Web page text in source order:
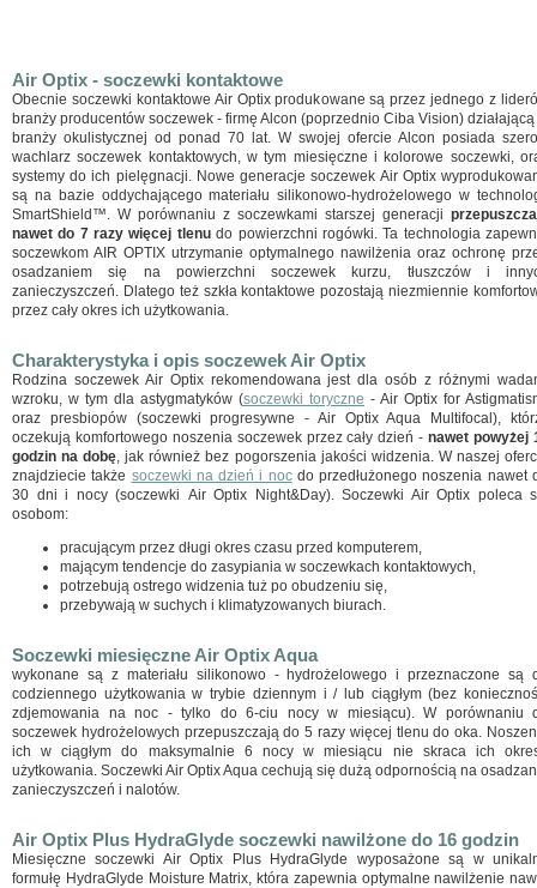
Air Optix - soczewki kontaktowe
Obecnie soczewki kontaktowe Air Optix produkowane są przez jednego z
branży producentów soczewek - firmę Alcon (poprzednio Ciba Vision)
branży okulistycznej od ponad 70 lat. W swojej ofercie Alcon posiada
wachlarz soczewek kontaktowych, w tym miesięczne i kolorowe soczewki,
systemy do ich pielęgnacji. Nowe generacje soczewek Air Optix
są na bazie oddychającego materiału silikonowo-hydrożelowego w
SmartShield™. W porównaniu z soczewkami starszej generacji
nawet do 7 razy więcej tlenudo powierzchni rogówki. Ta technologia
soczewkom AIR OPTIX utrzymanie optymalnego nawilżenia oraz ochronę
osadzaniem się na powierzchni soczewek kurzu, tłuszczów i
zanieczyszczeń. Dlatego też szkła kontaktowe pozostają niezmiennie
przez cały okres ich użytkowania.
Charakterystyka i opis soczewek Air Optix
Rodzina soczewek Air Optix rekomendowana jest dla osób z różnymi
wzroku, w tym dla astygmatyków (soczewki toryczne - Air Optix for
oraz presbiopów (soczewki progresywne - Air Optix Aqua Multifocal),
oczekują komfortowego noszenia soczewek przez cały dzień -nawet powyżej
godzin na dobę, jak również bez pogorszenia jakości widzenia. W naszej
znajdziecie także soczewki na dzień i nocdo przedłużonego noszenia nawet
30 dni i nocy (soczewki Air Optix Night&Day). Soczewki Air Optix poleca
osobom:
pracującym przez długi okres czasu przed komputerem,
mającym tendencje do zasypiania w soczewkach kontaktowych,
potrzebują ostrego widzenia tuż po obudzeniu się,
przebywają w suchych i klimatyzowanych biurach.
Soczewki miesięczne Air Optix Aqua
wykonane są z materiału silikonowo - hydrożelowego i przeznaczone są
codziennego użytkowania w trybie dziennym i / lub ciągłym (bez
zdjemowania na noc - tylko do 6-ciu nocy w miesiącu). W porównaniu
soczewek hydrożelowych przepuszczają do 5 razy więcej tlenu do oka.
ich w ciągłym do maksymalnie 6 nocy w miesiącu nie skraca ich
użytkowania. Soczewki Air Optix Aqua cechują się dużą odpornością na
zanieczyszczeń i nalotów.
Air Optix Plus HydraGlyde soczewki nawilżone do 16 godzin
Miesięczne soczewki Air Optix Plus HydraGlyde wyposażone są w
formułę HydraGlyde Moisture Matrix, która zapewnia optymalne nawilżenie